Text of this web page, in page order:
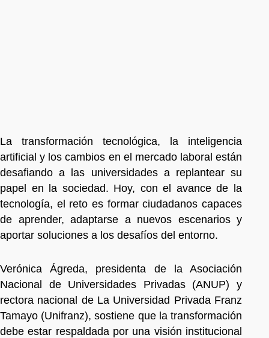
La transformación tecnológica, la inteligencia
artificial y los cambios en el mercado laboral están
desafiando a las universidades a replantear su
papel en la sociedad. Hoy, con el avance de la
tecnología, el reto es formar ciudadanos capaces
de aprender, adaptarse a nuevos escenarios y
aportar soluciones a los desafíos del entorno.
Verónica Ágreda, presidenta de la Asociación
Nacional de Universidades Privadas (ANUP) y
rectora nacional de La Universidad Privada Franz
Tamayo (Unifranz), sostiene que la transformación
debe estar respaldada por una visión institucional